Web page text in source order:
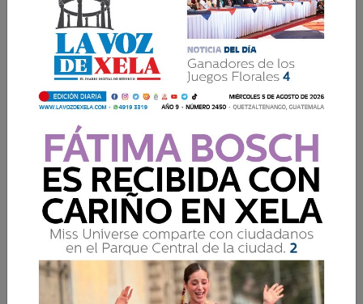
Resultados para:Premundial